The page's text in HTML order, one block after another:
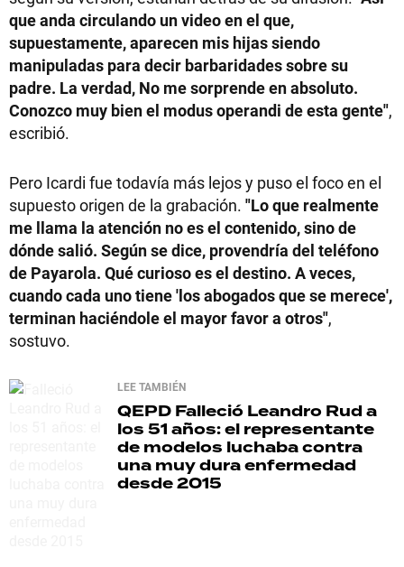
que anda circulando un video en el que,
supuestamente, aparecen mis hijas siendo
manipuladas para decir barbaridades sobre su
padre. La verdad, No me sorprende en absoluto.
Conozco muy bien el modus operandi de esta gente",
escribió.
Pero Icardi fue todavía más lejos y puso el foco en el
supuesto origen de la grabación. "Lo que realmente
me llama la atención no es el contenido, sino de
dónde salió. Según se dice, provendría del teléfono
de Payarola. Qué curioso es el destino. A veces,
cuando cada uno tiene 'los abogados que se merece',
terminan haciéndole el mayor favor a otros",
sostuvo.
LEE TAMBIÉN
QEPD Falleció Leandro Rud a
los 51 años: el representante
de modelos luchaba contra
una muy dura enfermedad
desde 2015